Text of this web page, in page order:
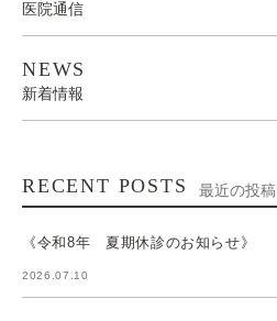
医院通信
NEWS
新着情報
RECENT POSTS 最近の投稿
《令和8年 夏期休診のお知らせ》
2026.07.10